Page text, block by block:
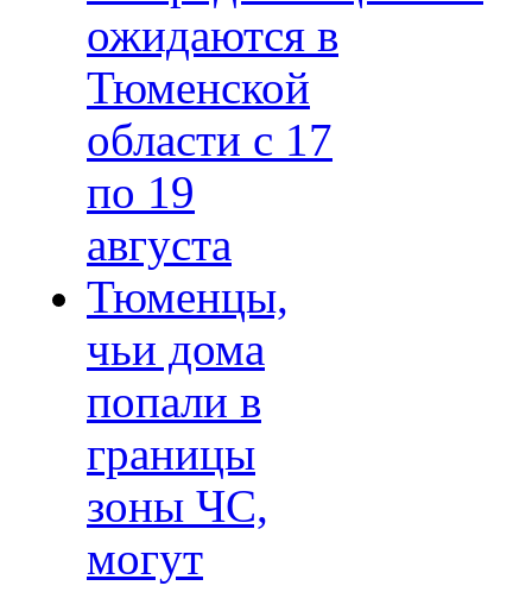
ожидаются в
Тюменской
области с 17
по 19
августа
Тюменцы,
чьи дома
попали в
границы
зоны ЧС,
могут